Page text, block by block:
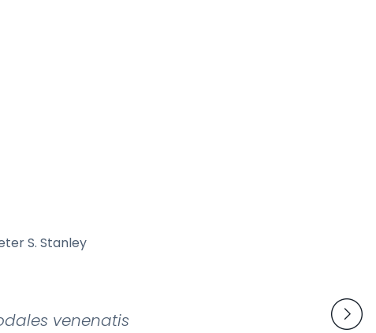
venenatis